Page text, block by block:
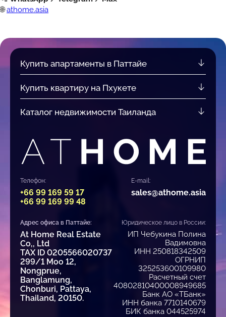
🌐 athome.asia
Купить апартаменты в Паттайе
Купить квартиру на Пхукете
Каталог недвижимости Таиланда
Телефон:
+66 99 169 59 17
+66 99 169 99 48
E-mail:
sales@athome.asia
Адрес офиса в Паттайе:
At Home Real Estate
Co,, Ltd
TAX ID 0205566020737
299/1 Moo 12,
Nongprue,
Banglamung,
Chonburi, Pattaya,
Thailand, 20150.
Юридическое лицо в России:
ИП Чебукина Полина
Вадимовна
ИНН 250818342509
ОГРНИП
325253600109980
Расчетный счет
40802810400008949685
Банк АО «ТБанк»
ИНН банка 7710140679
БИК банка 044525974